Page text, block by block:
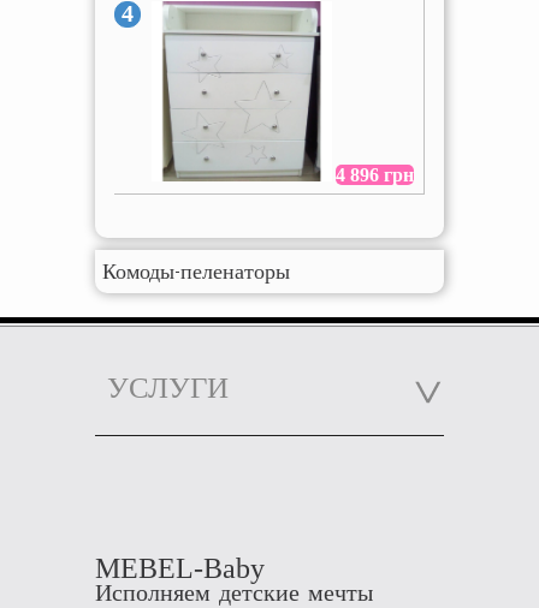
4
4 896 грн
Комоды-пеленаторы
УСЛУГИ
MEBEL-Baby
Исполняем детские мечты